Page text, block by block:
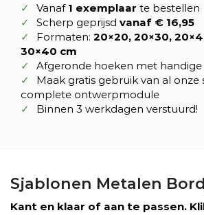
Vanaf 1 exemplaar te bestellen
Scherp geprijsd vanaf € 16,95
Formaten: 20×20, 20×30,
30×40 cm
Afgeronde hoeken met
Maak gratis gebruik van al onze
complete ontwerpmodule
Binnen 3 werkdagen verstuurd!
Sjablonen Metalen
Kant en klaar of aan te passen.